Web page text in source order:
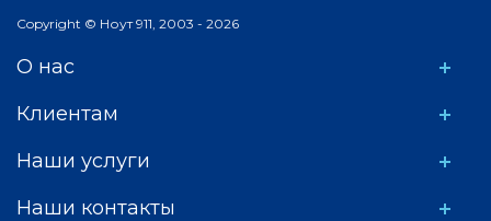
Copyright © Ноут 911, 2003 - 2026
О нас
Клиентам
Наши услуги
Наши контакты